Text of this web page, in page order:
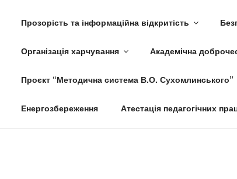
Прозорість та інформаційна відкритість
Організація харчування Академічна
Проєкт “Методична система В.О. Сухомлинського”
Енергозбереження Атестація педагогічних